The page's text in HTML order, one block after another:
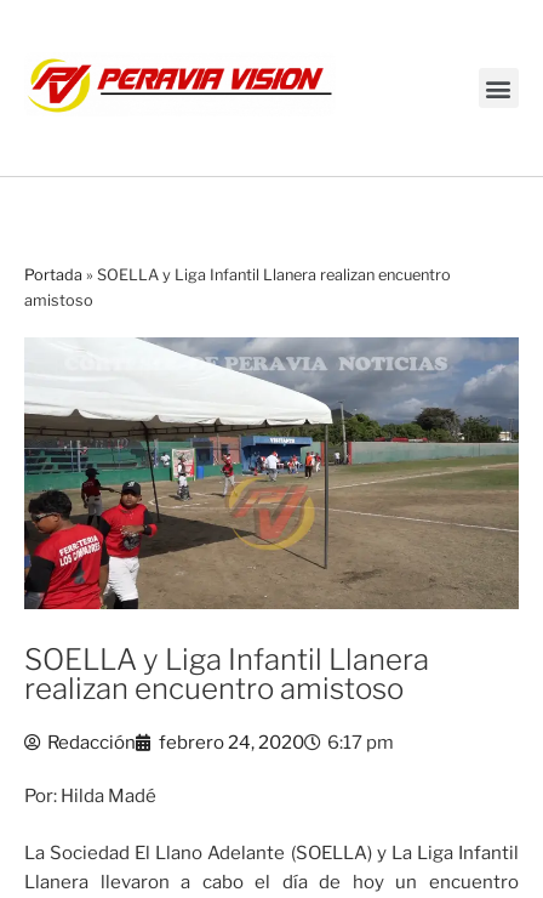
Portada » SOELLA y Liga Infantil Llanera realizan encuentro
amistoso
SOELLA y Liga Infantil Llanera
realizan encuentro amistoso
Redacción febrero 24, 2020 6:17 pm
Por: Hilda Madé
La Sociedad El Llano Adelante (SOELLA) y La Liga Infantil
Llanera llevaron a cabo el día de hoy un encuentro